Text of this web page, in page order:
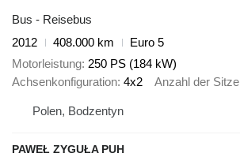
Bus - Reisebus
2012
408.000 km
Euro 5
Motorleistung 250 PS (184 kW)
Achsenkonfiguration 4x2 Anzahl der Sitze
Polen, Bodzentyn
PAWEŁ ZYGUŁA PUH